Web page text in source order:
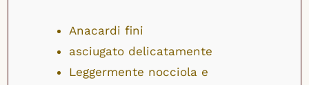
Anacardi fini
asciugato delicatamente
Leggermente nocciola e